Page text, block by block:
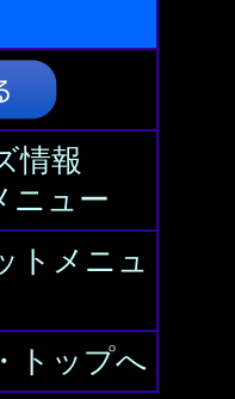
情報
ニュー
トメニュ
トップへ